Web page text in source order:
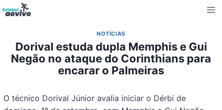
Pular
para
Conteúdo
NOTÍCIAS
Dorival estuda dupla Memphis e Gui
Negão no ataque do Corinthians para
encarar o Palmeiras
O técnico Dorival Júnior avalia iniciar o Dérbi de